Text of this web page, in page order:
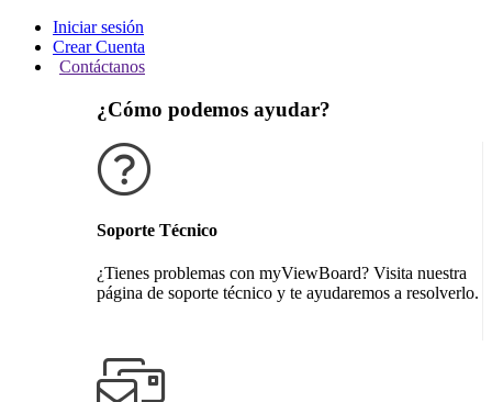
Iniciar sesión
Crear Cuenta
Contáctanos
¿Cómo podemos ayudar?
Soporte Técnico
¿Tienes problemas con myViewBoard? Visita nuestra
página de soporte técnico y te ayudaremos a resolverlo.